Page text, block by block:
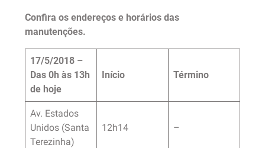
Confira os endereços e horários das
manutenções.
17/5/2018 –
Das 0h às 13h
de hoje
Início Término
Av. Estados
Unidos (Santa
Terezinha)
12h14 –